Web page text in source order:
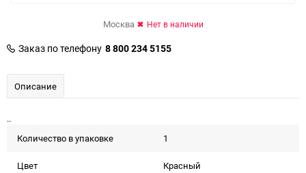
Москва Нет в наличии
Заказ по телефону 8 800 234 5155
Описание
..
Количество в упаковке
1
Цвет Красный